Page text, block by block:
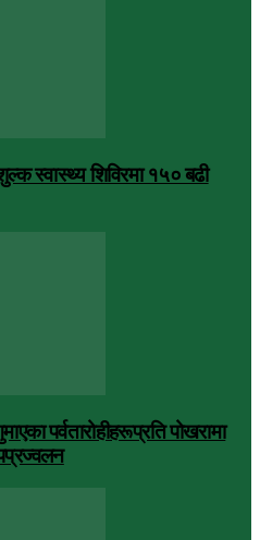
स्वास्थ्य शिविरमा १५० बढी
पर्वतारोहीहरूप्रति पोखरामा